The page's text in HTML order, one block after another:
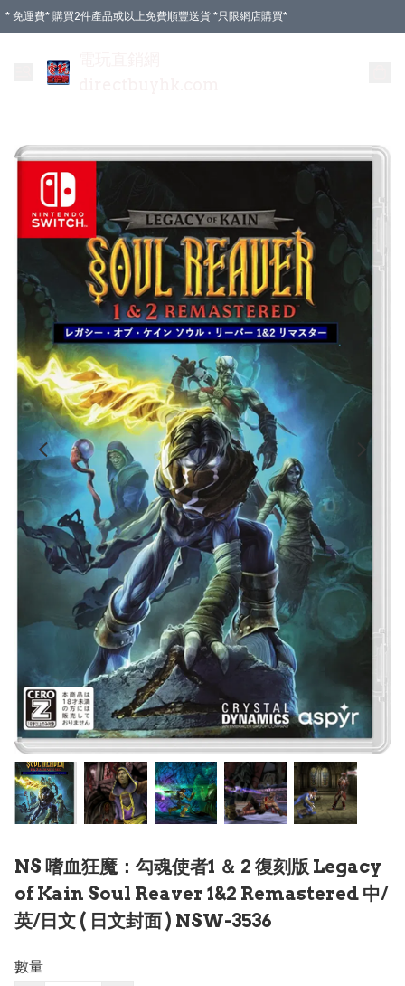
* 免運費* 購買2件產品或以上免費順豐送貨 *只限網店購買*
NS 嗜血狂魔：勾魂使者1 ＆ 2 復刻版 Legacy
of Kain Soul Reaver 1&2 Remastered 中/
英/日文 ( 日文封面 ) NSW-3536
數量